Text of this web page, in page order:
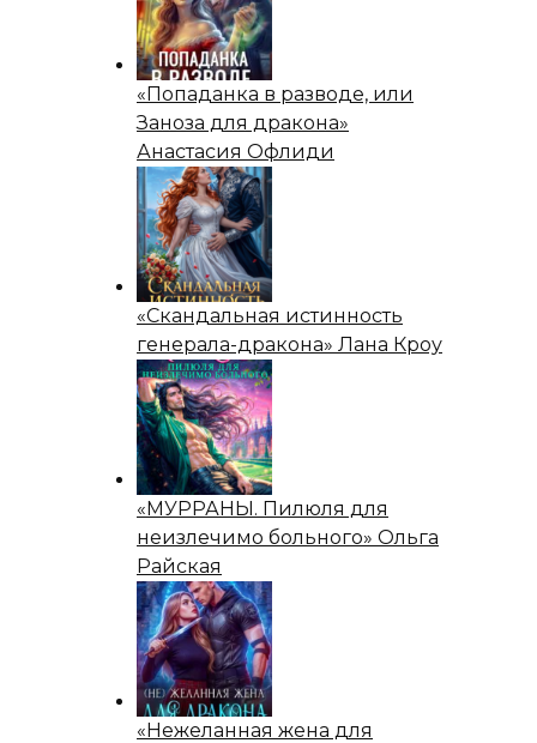
«Попаданка в разводе, или
Заноза для дракона»
Анастасия Офлиди
«Скандальная истинность
генерала-дракона» Лана Кроу
«МУРРАНЫ. Пилюля для
неизлечимо больного» Ольга
Райская
«Нежеланная жена для